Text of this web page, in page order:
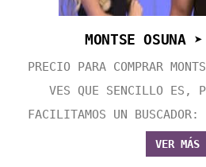
MONTSE OSUNA
PRECIO PARA COMPRAR
VES QUE SENCILLO ES,
FACILITAMOS UN
VER MÁS